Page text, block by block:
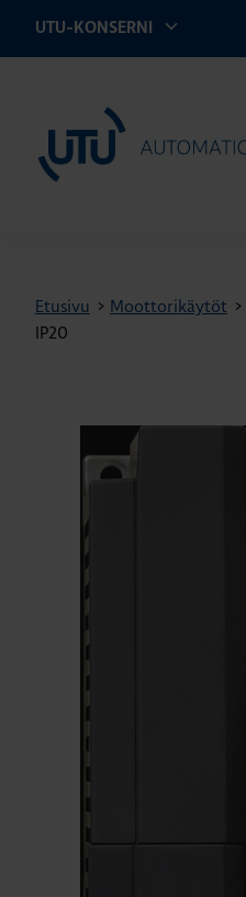
UTU-KONSERNI
UTU Automation
Etusivu > Moottorikäytöt >
IP20